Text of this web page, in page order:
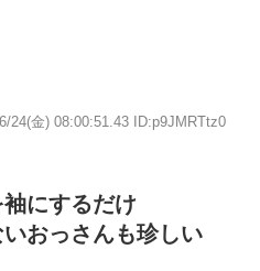
24(金) 08:00:51.43 ID:p9JMRTtz0
にするだけ
おっさんも珍しい